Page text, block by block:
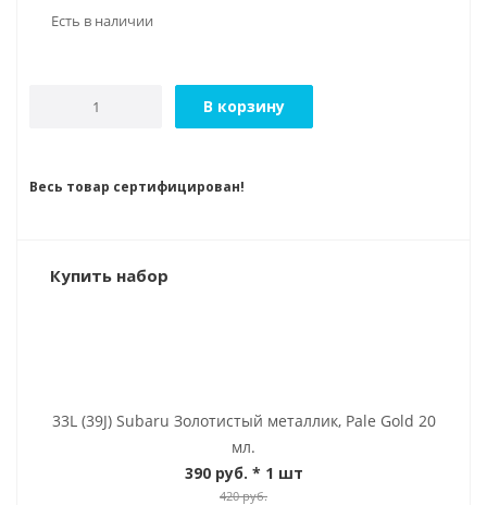
Есть в наличии
В корзину
Весь товар сертифицирован!
Купить набор
33L (39J) Subaru Золотистый металлик, Pale Gold 20
мл.
390 руб. * 1 шт
420 руб.